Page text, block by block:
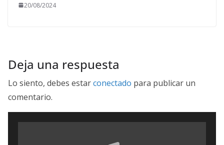
20/08/2024
Deja una respuesta
Lo siento, debes estarconectado para publicar un
comentario.